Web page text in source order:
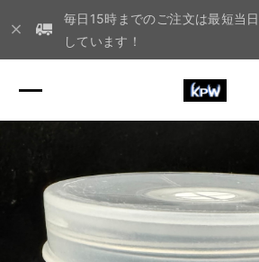
毎日15時までのご注文は最短当
しています！